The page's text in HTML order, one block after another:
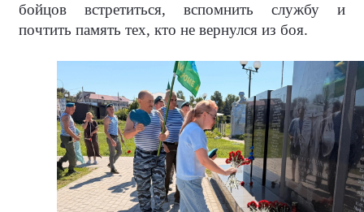
бойцов встретиться, вспомнить службу и
почтить память тех, кто не вернулся из боя.